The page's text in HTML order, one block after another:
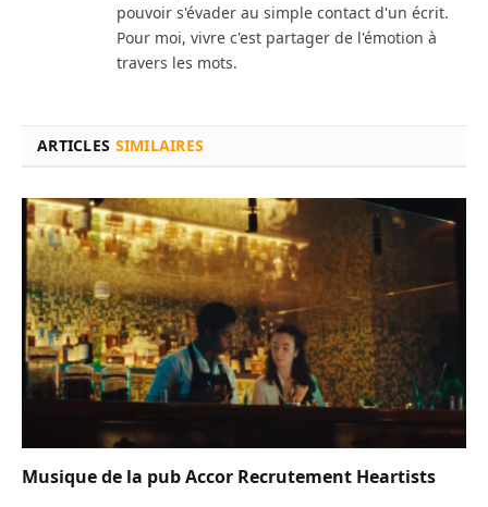
pouvoir s'évader au simple contact d'un écrit.
Pour moi, vivre c'est partager de l'émotion à
travers les mots.
ARTICLES SIMILAIRES
Musique de la pub Accor Recrutement Heartists